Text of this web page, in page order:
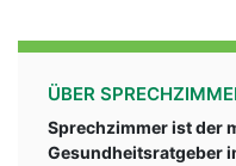
ÜBER
Sprechzimmer ist der
Gesundheitsratgeber